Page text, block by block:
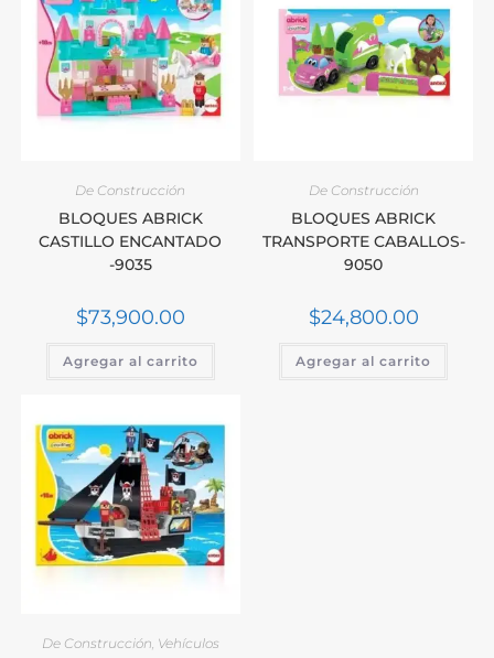
De Construcción
BLOQUES ABRICK
CASTILLO ENCANTADO
-9035
$73,900.00
Agregar al carrito
De Construcción
BLOQUES ABRICK
TRANSPORTE CABALLOS-
9050
$24,800.00
Agregar al carrito
De Construcción Vehículos